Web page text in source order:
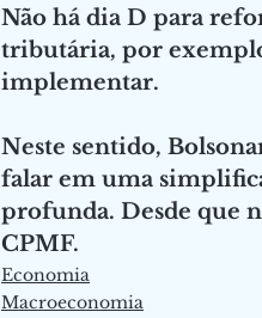
Não há dia D para
tributária, por
implementar.
Neste sentido,
falar em uma
profunda. Desde que
CPMF.
Economia
Macroeconomia